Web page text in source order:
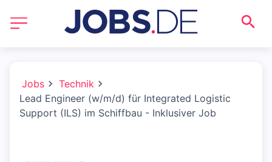
Jobs
Technik
Lead Engineer (w/m/d) für Integrated Logistic
Support (ILS) im Schiffbau - Inklusiver Job